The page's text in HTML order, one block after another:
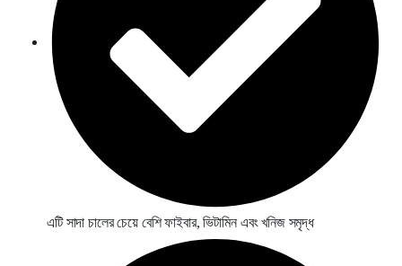
এটি সাদা চালের চেয়ে বেশি ফাইবার, ভিটামিন এবং খনিজ সমৃদ্ধ